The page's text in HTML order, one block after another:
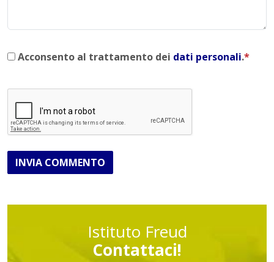
Acconsento al trattamento dei dati personali.*
INVIA COMMENTO
Istituto Freud
Contattaci!